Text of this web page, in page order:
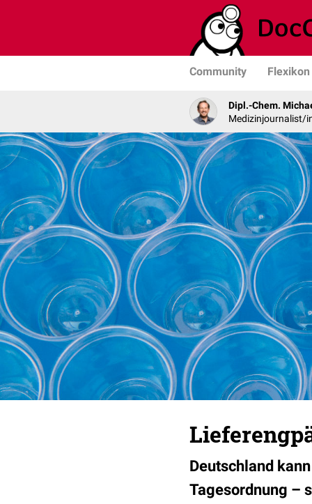
Community Flexikon
Dipl.-Chem.
Medizinjournalist/
Deutschland
Tagesordnung –